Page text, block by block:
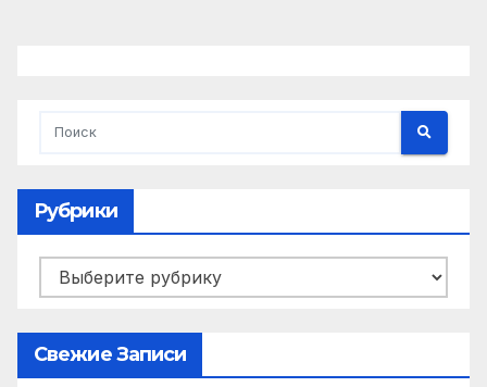
Рубрики
Рубрики
Свежие Записи